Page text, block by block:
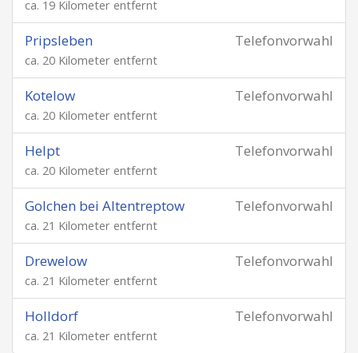
ca. 19 Kilometer entfernt
Telefonvorwahl
Pripsleben
ca. 20 Kilometer entfernt
Telefonvorwahl
Kotelow
ca. 20 Kilometer entfernt
Telefonvorwahl
Helpt
ca. 20 Kilometer entfernt
Telefonvorwahl
Golchen bei Altentreptow
ca. 21 Kilometer entfernt
Telefonvorwahl
Drewelow
ca. 21 Kilometer entfernt
Telefonvorwahl
Holldorf
ca. 21 Kilometer entfernt